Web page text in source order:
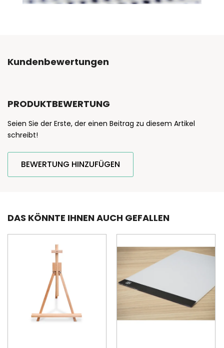
Kundenbewertungen
PRODUKTBEWERTUNG
Seien Sie der Erste, der einen Beitrag zu diesem Artikel
schreibt!
BEWERTUNG HINZUFÜGEN
DAS KÖNNTE IHNEN AUCH GEFALLEN